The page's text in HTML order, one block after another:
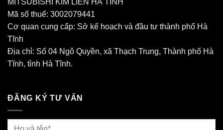
Mã số thuế: 3002079441
Cơ quan cung cấp: Sở kế hoạch và đầu tư thành phố Hà
Tĩnh
Địa chỉ: Số 04 Ngô Quyền, xã Thạch Trung, Thành phố Hà
Tĩnh, tỉnh Hà Tĩnh.
ĐĂNG KÝ TƯ VẤN